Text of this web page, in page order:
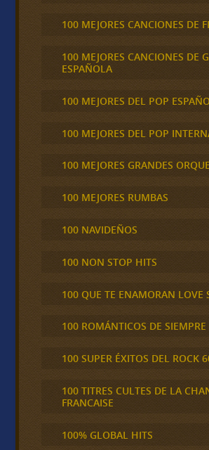
100 MEJORES CANCIONES DE
100 MEJORES CANCIONES DE
ESPAÑOLA
100 MEJORES DEL POP
100 MEJORES DEL POP
100 MEJORES GRANDES
100 MEJORES RUMBAS
100 NAVIDEÑOS
100 NON STOP HITS
100 QUE TE ENAMORAN LOVE
100 ROMÁNTICOS DE SIEMPRE
100 SUPER ÉXITOS DEL ROCK
100 TITRES CULTES DE LA
FRANCAISE
100% GLOBAL HITS